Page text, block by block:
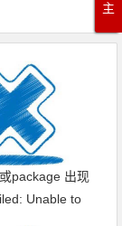
package 出现
Unable to
主